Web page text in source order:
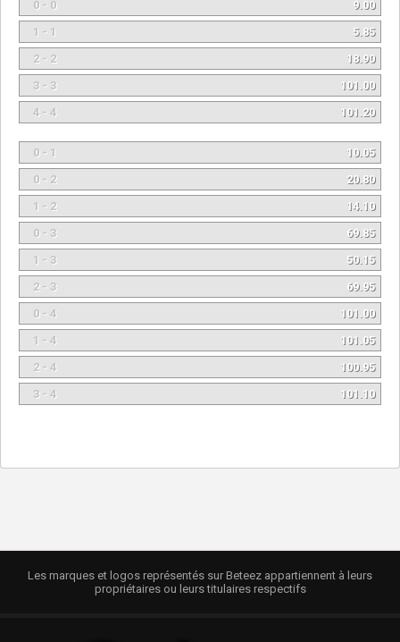
0 - 0
9.00
1 - 1
5.85
2 - 2
18.90
3 - 3
101.00
4 - 4
101.20
0 - 1
10.05
0 - 2
20.80
1 - 2
14.10
0 - 3
69.85
1 - 3
50.15
2 - 3
69.95
0 - 4
101.00
1 - 4
101.05
2 - 4
100.95
3 - 4
101.10
Les marques et logos représentés sur Beteez appartiennent à leurs
propriétaires ou leurs titulaires respectifs